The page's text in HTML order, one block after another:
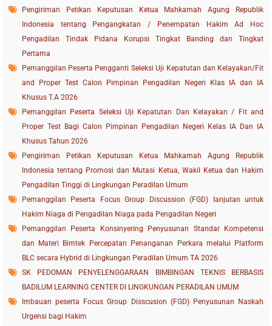
Pengiriman Petikan Keputusan Ketua Mahkamah Agung Republik
Indonesia tentang Pengangkatan / Penempatan Hakim Ad Hoc
Pengadilan Tindak Pidana Korupsi Tingkat Banding dan Tingkat
Pertama
Pemanggilan Peserta Pengganti Seleksi Uji Kepatutan dan Kelayakan/Fit
and Proper Test Calon Pimpinan Pengadilan Negeri Klas IA dan IA
Khusus T.A 2026
Pemanggilan Peserta Seleksi Uji Kepatutan Dan Kelayakan / Fit and
Proper Test Bagi Calon Pimpinan Pengadilan Negeri Kelas IA Dan IA
Khusus Tahun 2026
Pengiriman Petikan Keputusan Ketua Mahkamah Agung Republik
Indonesia tentang Promosi dan Mutasi Ketua, Wakil Ketua dan Hakim
Pengadilan Tinggi di Lingkungan Peradilan Umum
Pemanggilan Peserta Focus Group Discussion (FGD) lanjutan untuk
Hakim Niaga di Pengadilan Niaga pada Pengadilan Negeri
Pemanggilan Peserta Konsinyering Penyusunan Standar Kompetensi
dan Materi Bimtek Percepatan Penanganan Perkara melalui Platform
BLC secara Hybrid di Lingkungan Peradilan Umum TA 2026
SK PEDOMAN PENYELENGGARAAN BIMBINGAN TEKNIS BERBASIS
BADILUM LEARNING CENTER DI LINGKUNGAN PERADILAN UMUM
Imbauan peserta Focus Group Disscusion (FGD) Penyusunan Naskah
Urgensi bagi Hakim